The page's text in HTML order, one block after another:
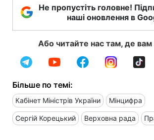
Не пропустіть головне!
наші оновлення в
Або читайте нас там, де вам
Більше по темі:
Кабінет Міністрів України Мінцифра
Сергій Корецький Верховна рада